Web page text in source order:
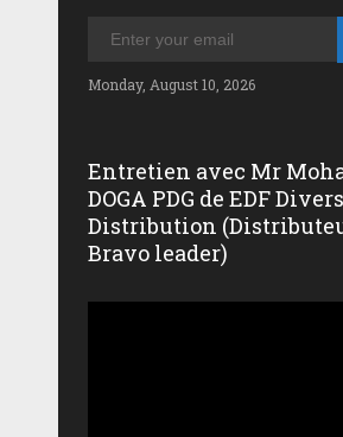
Monday, August 10, 2026
Entretien avec Mr
DOGA PDG de EDF Divers
Distribution
Bravo leader)